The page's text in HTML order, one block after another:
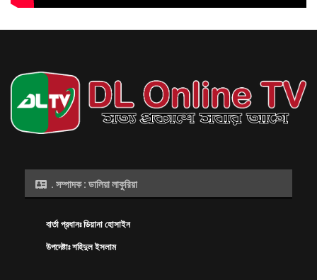
. সম্পাদক : ডালিয়া লাকুরিয়া
বার্তা প্রধানঃ ডিয়ানা হোসাইন
উপদেষ্টাঃ শহিদুল ইসলাম